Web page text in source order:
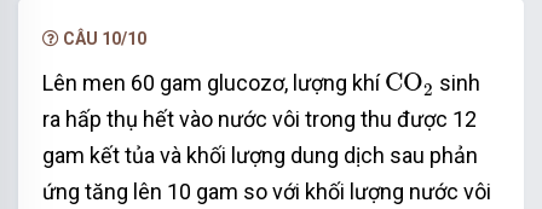
CÂU 10/10
Lên men 60 gam glucozơ, lượng khíCO2
CO2
sinh
ra hấp thụ hết vào nước vôi trong thu được 12
gam kết tủa và khối lượng dung dịch sau phản
ứng tăng lên 10 gam so với khối lượng nước vôi